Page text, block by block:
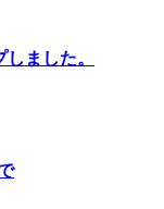
ました。